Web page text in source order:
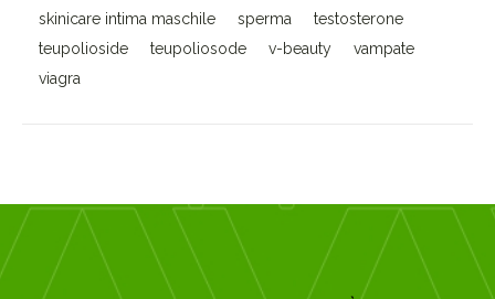
skinicare intima maschile
sperma
testosterone
teupolioside
teupoliosode v-beauty
vampate
viagra